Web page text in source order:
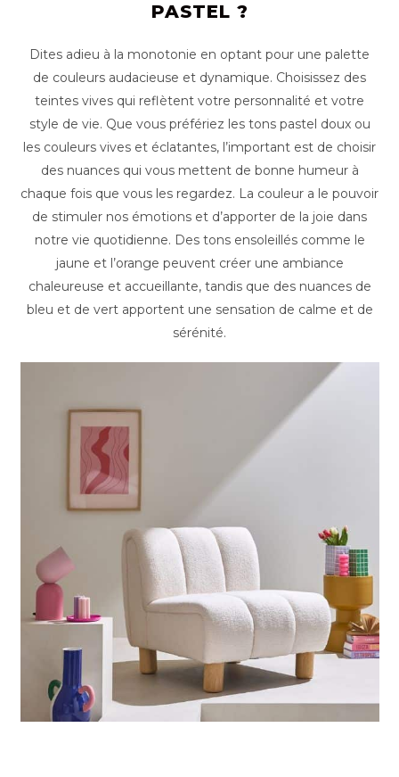
PASTEL ?
Dites adieu à la monotonie en optant pour une palette
de couleurs audacieuse et dynamique. Choisissez des
teintes vives qui reflètent votre personnalité et votre
style de vie. Que vous préfériez les tons pastel doux ou
les couleurs vives et éclatantes, l’important est de choisir
des nuances qui vous mettent de bonne humeur à
chaque fois que vous les regardez. La couleur a le pouvoir
de stimuler nos émotions et d’apporter de la joie dans
notre vie quotidienne. Des tons ensoleillés comme le
jaune et l’orange peuvent créer une ambiance
chaleureuse et accueillante, tandis que des nuances de
bleu et de vert apportent une sensation de calme et de
sérénité.